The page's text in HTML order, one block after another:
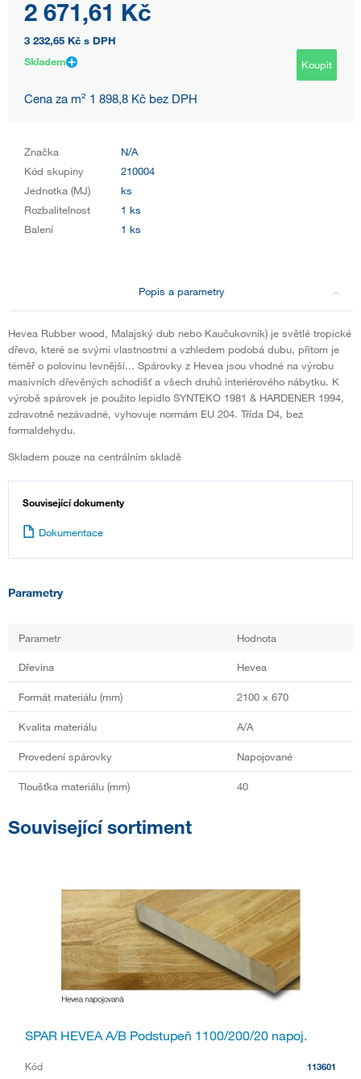
2 671,61 Kč
3 232,65 Kč s DPH
Skladem
Koupit
Cena za m² 1 898,8 Kč bez DPH
Značka
N/A
Kód skupiny
210004
Jednotka (MJ)
ks
Rozbalitelnost
1 ks
Balení
1 ks
Popis a parametry
Hevea Rubber wood, Malajský dub nebo Kaučukovník) je světlé tropické
dřevo, které se svými vlastnostmi a vzhledem podobá dubu, přitom je
téměř o polovinu levnější... Spárovky z Hevea jsou vhodné na výrobu
masivních dřevěných schodišť a všech druhů interiérového nábytku. K
výrobě spárovek je použito lepidlo SYNTEKO 1981 & HARDENER 1994,
zdravotně nezávadné, vyhovuje normám EU 204. Třída D4, bez
formaldehydu.
Skladem pouze na centrálním skladě
Související dokumenty
Dokumentace
Parametry
Parametr Hodnota
Dřevina Hevea
Formát materiálu (mm) 2100 x 670
Kvalita materiálu A/A
Provedení spárovky Napojované
Tloušťka materiálu (mm) 40
Související sortiment
SPAR HEVEA A/B Podstupeň 1100/200/20 napoj.
Kód 113601